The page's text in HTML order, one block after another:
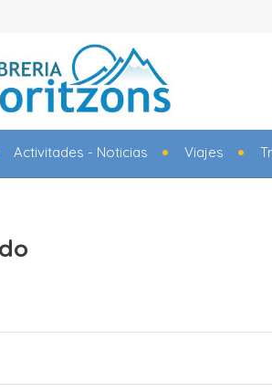
Activitades - Noticias Viajes